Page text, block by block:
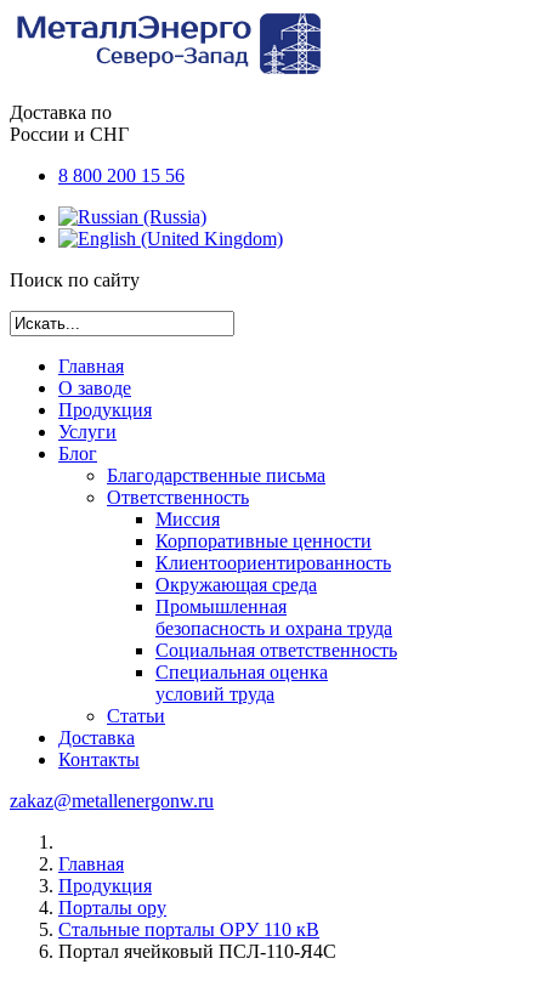
Доставка по
России и СНГ
8 800 200 15 56
Поиск по сайту
Главная
О заводе
Продукция
Услуги
Блог
Благодарственные письма
Ответственность
Миссия
Корпоративные ценности
Клиентоориентированность
Окружающая среда
Промышленная
безопасность и охрана труда
Социальная ответственность
Специальная оценка
условий труда
Статьи
Доставка
Контакты
zakaz@metallenergonw.ru
Главная
Продукция
Порталы ору
Стальные порталы ОРУ 110 кВ
Портал ячейковый ПСЛ-110-Я4С